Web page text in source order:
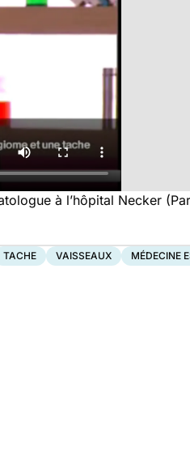
à l’hôpital Necker
TACHE VAISSEAUX MÉDECINE